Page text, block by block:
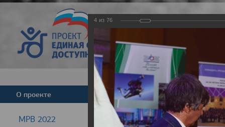
Версия для
О проекте Команда Новости
МРВ 2022
4 из 76